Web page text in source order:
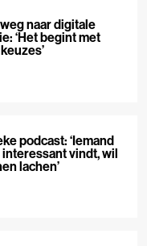
naar digitale
‘Het begint met
podcast: ‘Iemand
interessant vindt, wil
lachen’